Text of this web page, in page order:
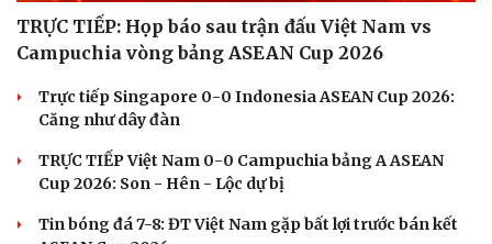
TRỰC TIẾP: Họp báo sau trận đấu Việt Nam vs
Campuchia vòng bảng ASEAN Cup 2026
Trực tiếp Singapore 0-0 Indonesia ASEAN Cup 2026:
Căng như dây đàn
TRỰC TIẾP Việt Nam 0-0 Campuchia bảng A ASEAN
Cup 2026: Son - Hên - Lộc dự bị
Tin bóng đá 7-8: ĐT Việt Nam gặp bất lợi trước bán kết